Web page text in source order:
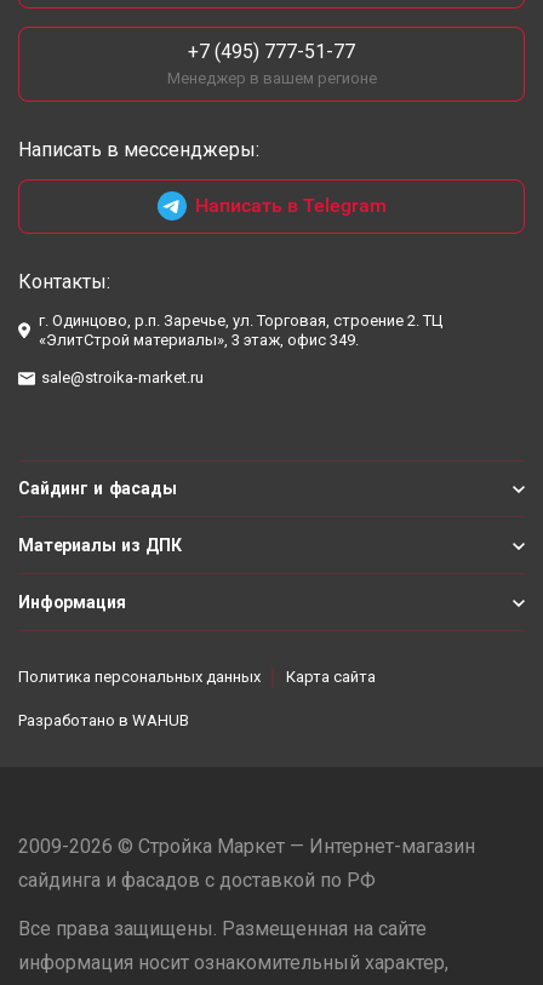
+7 (495) 777-51-77
Менеджер в вашем регионе
Написать в мессенджеры:
Написать в Telegram
Контакты:
г. Одинцово, р.п. Заречье, ул. Торговая, строение 2. ТЦ
«ЭлитСтрой материалы», 3 этаж, офис 349.
sale@stroika-market.ru
Сайдинг и фасады
Материалы из ДПК
Информация
Политика персональных данных Карта сайта
Разработано в WAHUB
2009-2026 © Стройка Маркет — Интернет-магазин
сайдинга и фасадов с доставкой по РФ
Все права защищены. Размещенная на сайте
информация носит ознакомительный характер,